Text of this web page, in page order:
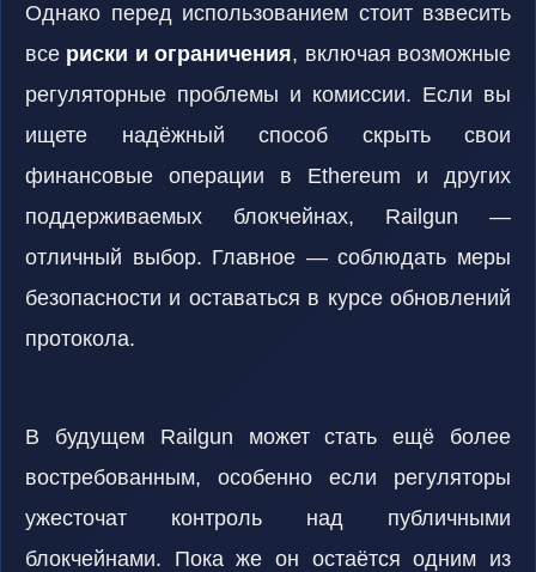
Однако перед использованием стоит взвесить
все риски и ограничения, включая возможные
регуляторные проблемы и комиссии. Если вы
ищете надёжный способ скрыть свои
финансовые операции в Ethereum и других
поддерживаемых блокчейнах, Railgun —
отличный выбор. Главное — соблюдать меры
безопасности и оставаться в курсе обновлений
протокола.
В будущем Railgun может стать ещё более
востребованным, особенно если регуляторы
ужесточат контроль над публичными
блокчейнами. Пока же он остаётся одним из